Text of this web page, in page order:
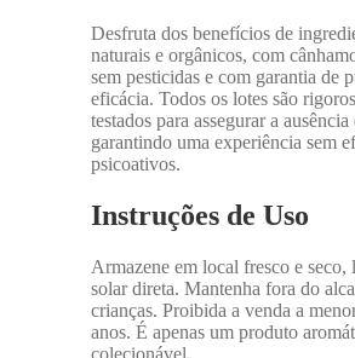
Desfruta dos benefícios de
naturais e orgânicos, com
sem pesticidas e com garantia de
eficácia. Todos os lotes são
testados para assegurar a
garantindo uma experiência sem
psicoativos.
Instruções de Uso
Armazene em local fresco e seco,
solar direta. Mantenha fora do
crianças. Proibida a venda a
anos. É apenas um produto
colecionável.